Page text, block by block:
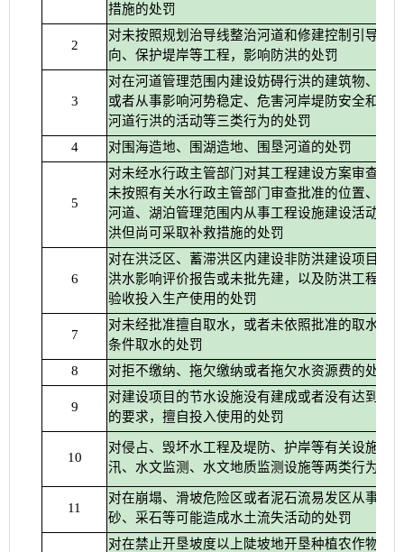
措施的处罚
2
对未按照规划治导线整治河道和修建控制引导河
向、保护堤岸等工程，影响防洪的处罚
3
对在河道管理范围内建设妨碍行洪的建筑物、构
或者从事影响河势稳定、危害河岸堤防安全和其
河道行洪的活动等三类行为的处罚
4 对围海造地、围湖造地、围垦河道的处罚
5
对未经水行政主管部门对其工程建设方案审查同
未按照有关水行政主管部门审查批准的位置、界
河道、湖泊管理范围内从事工程设施建设活动，
洪但尚可采取补救措施的处罚
6
对在洪泛区、蓄滞洪区内建设非防洪建设项目，
洪水影响评价报告或未批先建，以及防洪工程设
验收投入生产使用的处罚
7
对未经批准擅自取水，或者未依照批准的取水许
条件取水的处罚
8 对拒不缴纳、拖欠缴纳或者拖欠水资源费的处罚
9
对建设项目的节水设施没有建成或者没有达到国
的要求，擅自投入使用的处罚
10
对侵占、毁坏水工程及堤防、护岸等有关设施，
汛、水文监测、水文地质监测设施等两类行为的
11
对在崩塌、滑坡危险区或者泥石流易发区从事取
砂、采石等可能造成水土流失活动的处罚
对在禁止开垦坡度以上陡坡地开垦种植农作物或